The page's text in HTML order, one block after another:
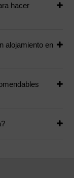
hacer
alojamiento en